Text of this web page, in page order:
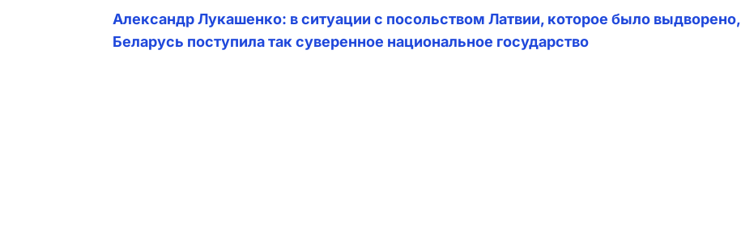
Александр Лукашенко: в ситуации с посольством Латвии, которое было выдворено,
Беларусь поступила так суверенное национальное государство